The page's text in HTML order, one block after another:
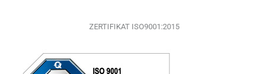
ZERTIFIKAT ISO9001:2015